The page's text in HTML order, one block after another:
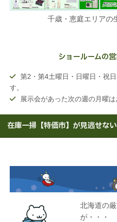
千歳・恵庭エリアの
ショールームの
第2・第4土曜日・日曜日・祝
す。
展示会があった次の週の月曜は
在庫一掃【特価市】が見逃せない
北海道の
が・・・